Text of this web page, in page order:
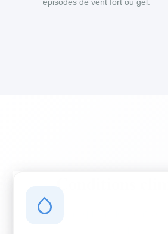
Des conditions qui influencent